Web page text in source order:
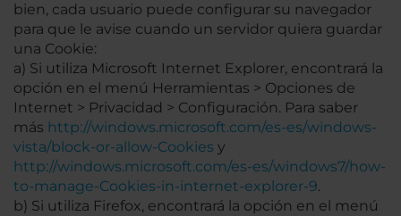
bien, cada usuario puede configurar su navegador
para que le avise cuando un servidor quiera guardar
una Cookie:
a) Si utiliza Microsoft Internet Explorer, encontrará la
opción en el menú Herramientas > Opciones de
Internet > Privacidad > Configuración. Para saber
más http://windows.microsoft.com/es-es/windows-
vista/block-or-allow-Cookies y
http://windows.microsoft.com/es-es/windows7/how-
to-manage-Cookies-in-internet-explorer-9.
b) Si utiliza Firefox, encontrará la opción en el menú